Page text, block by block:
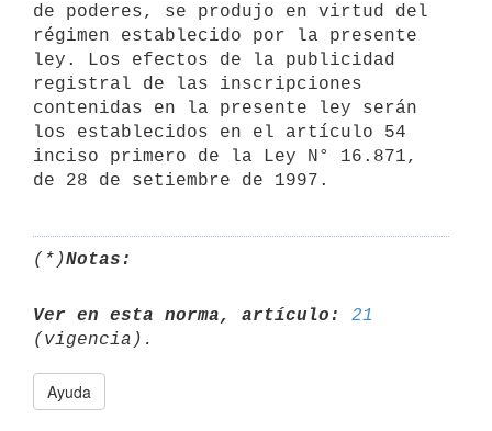
de poderes, se produjo en virtud del
régimen establecido por la presente
ley. Los efectos de la publicidad
registral de las inscripciones
contenidas en la presente ley serán
los establecidos en el artículo 54
inciso primero de la Ley N° 16.871,
(*)Notas:
Ver en esta norma, artículo:
21
Ayuda